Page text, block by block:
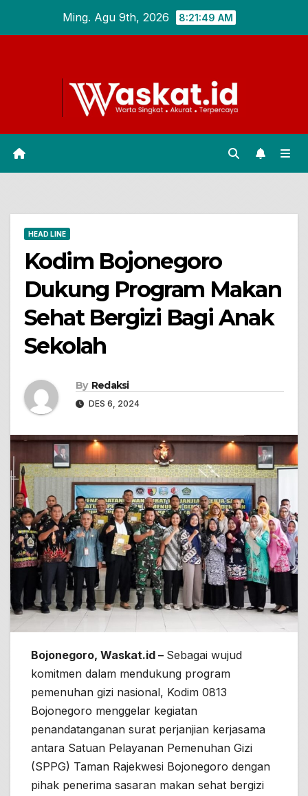
Ming. Agu 9th, 2026 8:21:50 AM
HEAD LINE
Kodim Bojonegoro
Dukung Program Makan
Sehat Bergizi Bagi Anak
Sekolah
By Redaksi
DES 6, 2024
Bojonegoro, Waskat.id – Sebagai wujud
komitmen dalam mendukung program
pemenuhan gizi nasional, Kodim 0813
Bojonegoro menggelar kegiatan
penandatanganan surat perjanjian kerjasama
antara Satuan Pelayanan Pemenuhan Gizi
(SPPG) Taman Rajekwesi Bojonegoro dengan
pihak penerima sasaran makan sehat bergizi